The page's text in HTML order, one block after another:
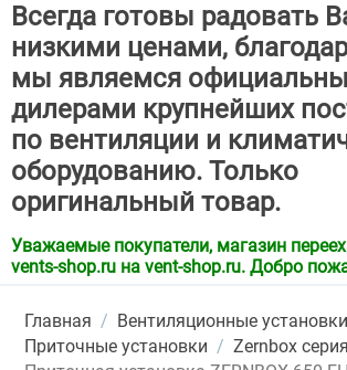
Всегда готовы радовать
низкими ценами,
мы являемся
дилерами крупнейших
по вентиляции и
оборудованию. Только
оригинальный товар.
Уважаемые покупатели, магазин
vents-shop.ru на vent-shop.ru. Добро
Главная / Вентиляционные установки
Приточные установки / Zernbox